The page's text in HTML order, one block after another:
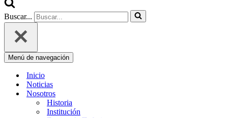
Buscar...
Menú de navegación
Inicio
Noticias
Nosotros
Historia
Institución